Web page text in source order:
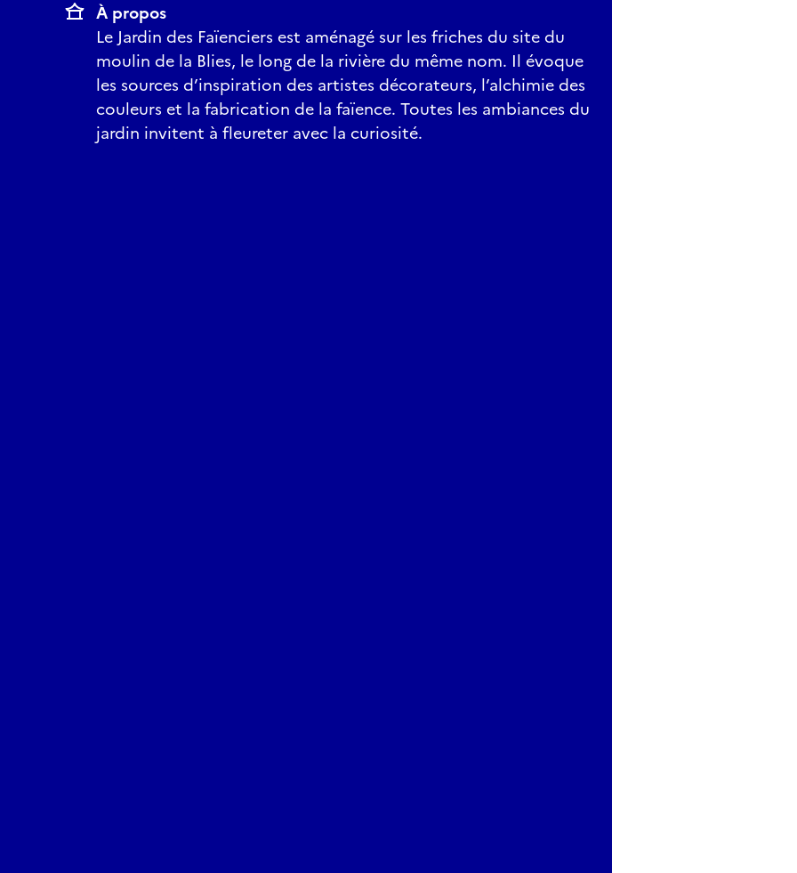
À propos
Le Jardin des Faïenciers est aménagé sur les friches du site du
moulin de la Blies, le long de la rivière du même nom. Il évoque
les sources d’inspiration des artistes décorateurs, l’alchimie des
couleurs et la fabrication de la faïence. Toutes les ambiances du
jardin invitent à fleureter avec la curiosité.